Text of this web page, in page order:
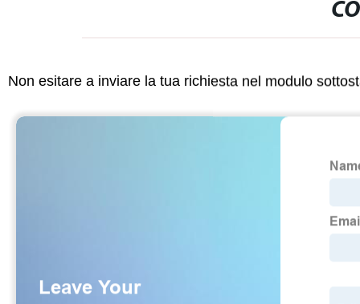
Non esitare a inviare la tua richiesta nel modulo